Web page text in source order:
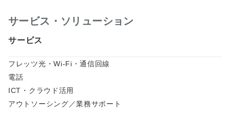
サービス・ソリューション
サービス
フレッツ光・Wi-Fi・通信回線
電話
ICT・クラウド活用
アウトソーシング／業務サポート